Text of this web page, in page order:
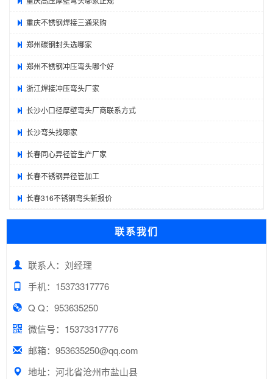
重庆不锈钢焊接三通采购
郑州碳钢封头选哪家
郑州不锈钢冲压弯头哪个好
浙江焊接冲压弯头厂家
长沙小口径厚壁弯头厂商联系方式
长沙弯头找哪家
长春同心异径管生产厂家
长春不锈钢异径管加工
长春316不锈钢弯头新报价
联系我们
联系人：刘经理
手机：15373317776
Q Q：953635250
微信号：15373317776
邮箱：953635250@qq.com
地址：河北省沧州市盐山县